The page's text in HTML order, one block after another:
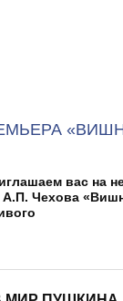
вас на
А.П. Чехова